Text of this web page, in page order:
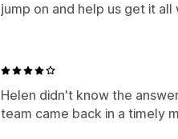
jump on and help us get it
Helen didn't know the
team came back in a timely